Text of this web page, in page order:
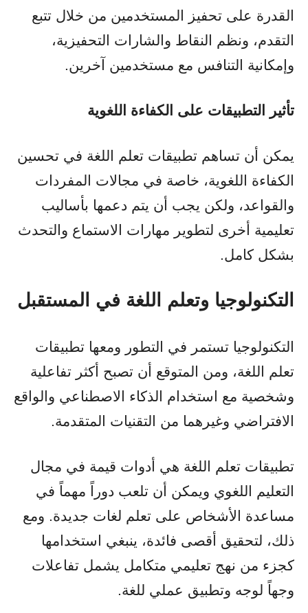
القدرة على تحفيز المستخدمين من خلال تتبع
التقدم، ونظم النقاط والشارات التحفيزية،
وإمكانية التنافس مع مستخدمين آخرين.
تأثير التطبيقات على الكفاءة اللغوية
يمكن أن تساهم تطبيقات تعلم اللغة في تحسين
الكفاءة اللغوية، خاصة في مجالات المفردات
والقواعد، ولكن يجب أن يتم دعمها بأساليب
تعليمية أخرى لتطوير مهارات الاستماع والتحدث
بشكل كامل.
التكنولوجيا وتعلم اللغة في المستقبل
التكنولوجيا تستمر في التطور ومعها تطبيقات
تعلم اللغة، ومن المتوقع أن تصبح أكثر تفاعلية
وشخصية مع استخدام الذكاء الاصطناعي والواقع
الافتراضي وغيرهما من التقنيات المتقدمة.
تطبيقات تعلم اللغة هي أدوات قيمة في مجال
التعليم اللغوي ويمكن أن تلعب دوراً مهماً في
مساعدة الأشخاص على تعلم لغات جديدة. ومع
ذلك، لتحقيق أقصى فائدة، ينبغي استخدامها
كجزء من نهج تعليمي متكامل يشمل تفاعلات
وجهاً لوجه وتطبيق عملي للغة.